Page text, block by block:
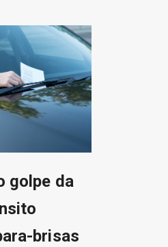
golpe da
brisas